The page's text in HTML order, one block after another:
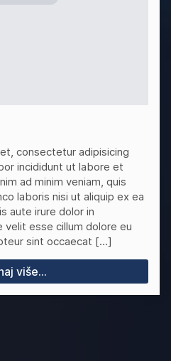
consectetur adipisicing
incididunt ut labore et
ad minim veniam, quis
laboris nisi ut aliquip ex ea
aute irure dolor in
esse cillum dolore eu
sint occaecat […]
više...